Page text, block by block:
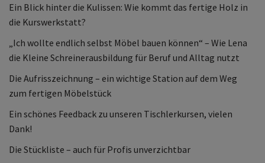
Ein Blick hinter die Kulissen: Wie kommt das fertige Holz in
die Kurswerkstatt?
„Ich wollte endlich selbst Möbel bauen können“ – Wie Lena
die Kleine Schreinerausbildung für Beruf und Alltag nutzt
Die Aufrisszeichnung – ein wichtige Station auf dem Weg
zum fertigen Möbelstück
Ein schönes Feedback zu unseren Tischlerkursen, vielen
Dank!
Die Stückliste – auch für Profis unverzichtbar